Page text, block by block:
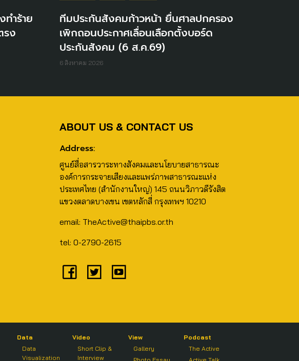
ทำร้าย
รง
ทีมประกันสังคมก้าวหน้า ยื่นศาลปกครอง
เพิกถอนประกาศเลื่อนเลือกตั้งบอร์ด
ประกันสังคม (6 ส.ค.69)
6 สิงหาคม 2026
ABOUT US & CONTACT US
Address:
ศูนย์สื่อสารวาระทางสังคมและนโยบายสาธารณะ
องค์การกระจายเสียงและแพร่ภาพสาธารณะแห่ง
ประเทศไทย (สำนักงานใหญ่) 145 ถนนวิภาวดีรังสิต
แขวงตลาดบางเขน เขตหลักสี่ กรุงเทพฯ 10210
email: TheActive@thaipbs.or.th
tel: 0-2790-2615
Data
Data
Visualization
Video
Short Clip &
Interview
View
Gallery
Podcast
The Active